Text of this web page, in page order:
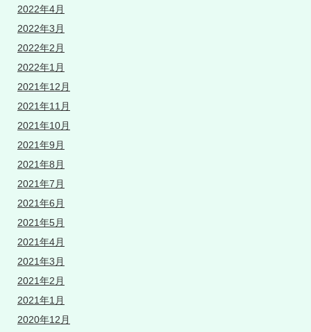
2022年4月
2022年3月
2022年2月
2022年1月
2021年12月
2021年11月
2021年10月
2021年9月
2021年8月
2021年7月
2021年6月
2021年5月
2021年4月
2021年3月
2021年2月
2021年1月
2020年12月